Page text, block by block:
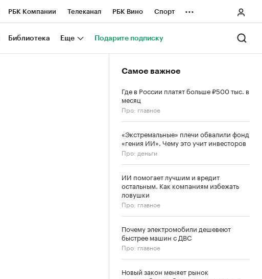
РБК Компании Телеканал РБК Вино Спорт
Национальные проекты Город
...
Библиотека Еще Подарите подписку
Самое важное
Где в России платят больше ₽500 тыс. в
месяц
Про: главное
«Экстремальные» плечи обвалили фонд
«гения ИИ». Чему это учит инвесторов
Про: деньги
ИИ помогает лучшим и вредит
остальным. Как компаниям избежать
ловушки
Про: главное
Почему электромобили дешевеют
быстрее машин с ДВС
Про: главное
Новый закон меняет рынок